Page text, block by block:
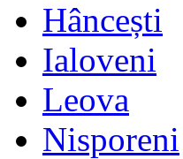
Hâncești
Ialoveni
Leova
Nisporeni